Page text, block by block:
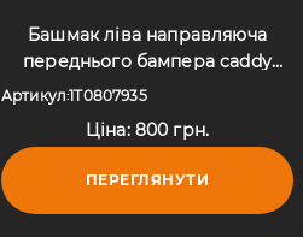
Башмак ліва направляюча
переднього бампера caddy
Volkswagen Touran I (2003-2010)
Артикул:1T0807935
Ціна: 800 грн.
ПЕРЕГЛЯНУТИ